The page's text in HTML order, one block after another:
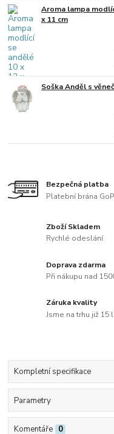
Aroma lampa
x 11 cm
Soška Anděl s
Bezpečná platba
Platební brána
Zboží Skladem
Rychlé odeslání
Doprava zdarma
Při nákupu nad
Záruka kvality
Jsme na trhu již 15
Kompletní specifikace
Parametry
Komentáře 0